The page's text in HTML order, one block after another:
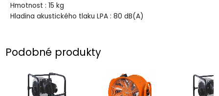
Hmotnost : 15 kg
Hladina akustického tlaku LPA : 80 dB(A)
Podobné produkty